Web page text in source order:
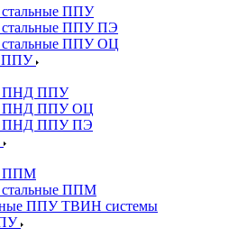
ППУ
стальные ППУ ПЭ
стальные ППУ ОЦ
ППУ
ПНД ППУ
ПНД ППУ ОЦ
ПНД ППУ ПЭ
ППМ
ППМ
ППУ ТВИН системы